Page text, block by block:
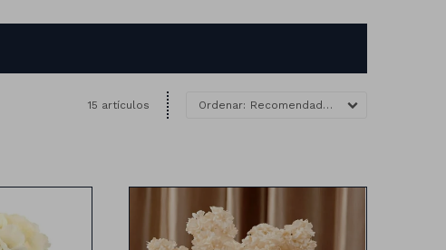
15 artículos Recomendados